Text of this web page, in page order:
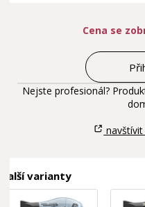
Cena se
Nejste profesionál?
Další varianty